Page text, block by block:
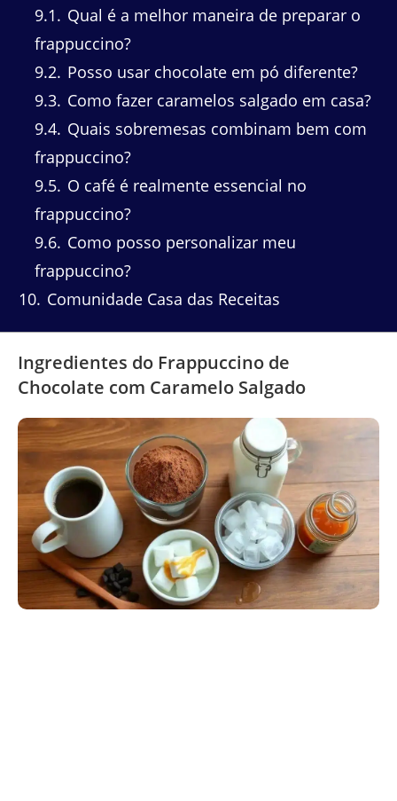
9.1
Qual é a melhor maneira de preparar o
frappuccino?
9.2 Posso usar chocolate em pó diferente?
9.3 Como fazer caramelos salgado em casa?
9.4 Quais sobremesas combinam bem com
frappuccino?
9.5 O café é realmente essencial no
frappuccino?
9.6 Como posso personalizar meu
frappuccino?
10 Comunidade Casa das Receitas
Ingredientes do Frappuccino de
Chocolate com Caramelo Salgado